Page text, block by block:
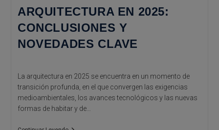
ARQUITECTURA EN 2025:
CONCLUSIONES Y
NOVEDADES CLAVE
La arquitectura en 2025 se encuentra en un momento de
transición profunda, en el que convergen las exigencias
medioambientales, los avances tecnológicos y las nuevas
formas de habitar y de…